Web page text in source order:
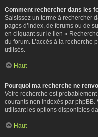
Comment rechercher dans les
Saisissez un terme à rechercher
pages d’index, de forums ou de
en cliquant sur le lien «
du forum. L’accès à la recherche
utilisés.
Haut
Pourquoi ma recherche ne
Votre recherche est
courants non indexés par phpBB.
utilisant les options disponibles
Haut